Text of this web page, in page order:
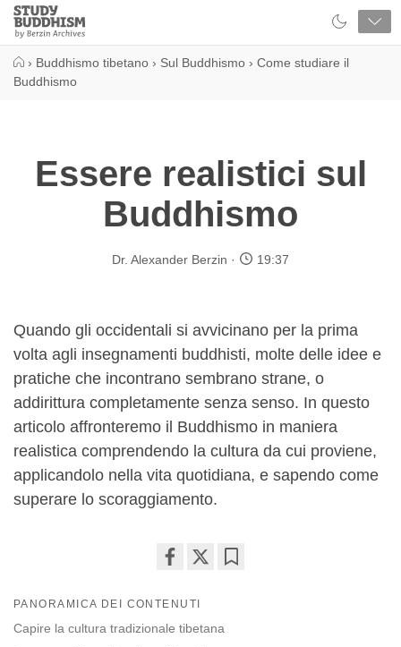
Close
Study
Buddhism
› Buddhismo tibetano › Sul Buddhismo › Come studiare il
Buddhismo
Essere realistici sul
Buddhismo
Dr. Alexander Berzin 19:37
Quando gli occidentali si avvicinano per la prima
volta agli insegnamenti buddhisti, molte delle idee e
pratiche che incontrano sembrano strane, o
addirittura completamente senza senso. In questo
articolo affronteremo il Buddhismo in maniera
realistica comprendendo la cultura da cui proviene,
applicandolo nella vita quotidiana, e sapendo come
superare lo scoraggiamento.
on
facebook
PANORAMICA DEI CONTENUTI
Capire la cultura tradizionale tibetana